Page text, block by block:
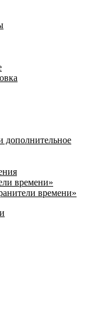
дополнительное
времени»
времени»